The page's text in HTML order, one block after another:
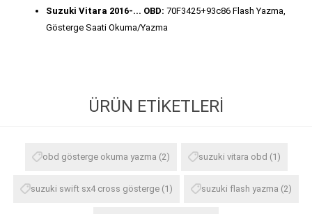
Suzuki Vitara 2016-... OBD: 70F3425+93c86 Flash Yazma,
Gösterge Saati Okuma/Yazma
ÜRÜN ETIKETLERI
obd gösterge okuma yazma (2) suzuki vitara obd (1)
suzuki swift sx4 cross gösterge (1) suzuki flash yazma (2)